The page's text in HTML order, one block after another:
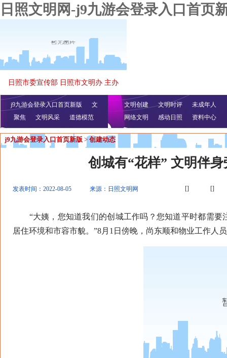
日照文明网-j9九游会登录入口首页
日照市委宣传部 日照市文明办 主办
j9九游会登录入口首页新版
文
明播报
公益视频
聚焦 文明风采 道德模范
文明创建 文明时评
未成年人
网络文明
感动日照 资料中心
j9九游会登录入口首页新版 > 创建动态
创城有“花样” 文明伴身
发表时间：2022-08-05 来源：日照文明网 [] []
“大姨，您知道我们的创城工作吗？您知道平时都需要
居住环境和市容市貌。”8月1日傍晚，尚东顺和物业工作人